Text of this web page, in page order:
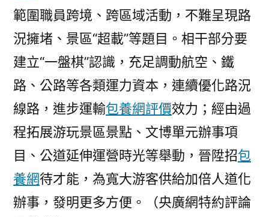
範圍職員跨境、跨區域活動，不難呈現路
況擁堵、景區“超載”等題目。相干部分要
建立“一盤棋”認識，充足調動航空、鐵
路、公路等各類運力資本，連續優化路況
線路，進步運輸包養網評價效力；經由過
程拓展游玩景區景點、文博單元辦事項
目、公道延伸運營時光等舉動，晉陞招包
養網待才能，為寬大游客供給加倍人道化
辦事，發明更多方便。（央廣網特約評論